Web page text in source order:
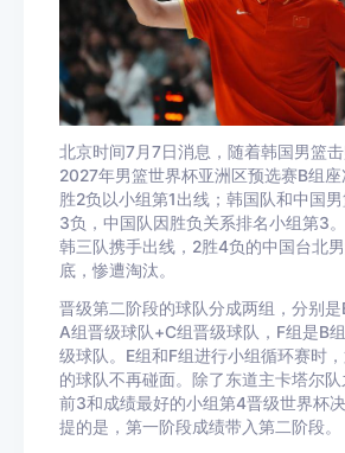
北京时间7月7日消息，随着韩国男篮击
2027年男篮世界杯亚洲区预选赛B组
胜2负以小组第1出线；韩国队和中国
3负，中国队因胜负关系排名小组第3
韩三队携手出线，2胜4负的中国台北
底，惨遭淘汰。
晋级第二阶段的球队分成两组，分别是
A组晋级球队+C组晋级球队，F组是B
级球队。E组和F组进行小组循环赛时
的球队不再碰面。除了东道主卡塔尔
前3和成绩最好的小组第4晋级世界杯
提的是，第一阶段成绩带入第二阶段。